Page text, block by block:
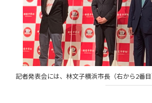
記者発表会には、林文子横浜市長（右から2番